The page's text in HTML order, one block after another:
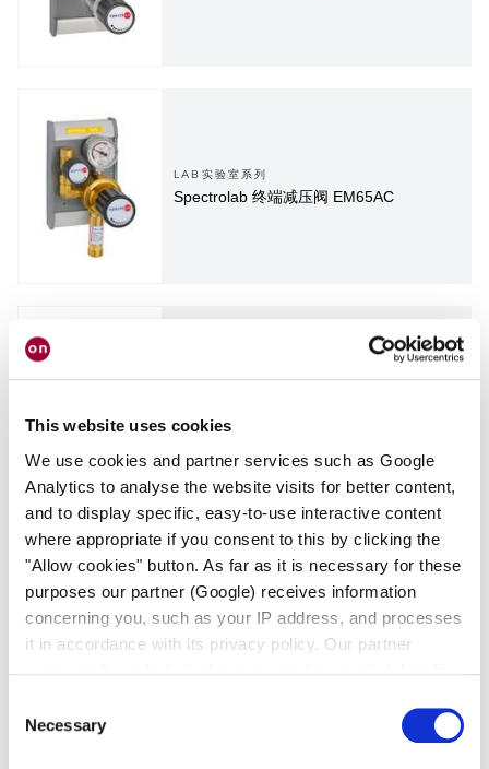
This website uses cookies
We use cookies and partner services such as Google
Analytics to analyse the website visits for better content,
and to display specific, easy-to-use interactive content
where appropriate if you consent to this by clicking the
"Allow cookies" button. As far as it is necessary for these
purposes our partner (Google) receives information
concerning you, such as your IP address, and processes
it in accordance with its privacy policy. Our partner
providing personalized content, also through cross-
device profiling. Your data may also be processed by our
Selection
Necessary
LAB实验室系列
Spectrolab 终端减压阀 EM65AC
Spectrolab 终端减压阀 EM75
LAB实验室系列
Spectrolab 膜片截止阀 DVM